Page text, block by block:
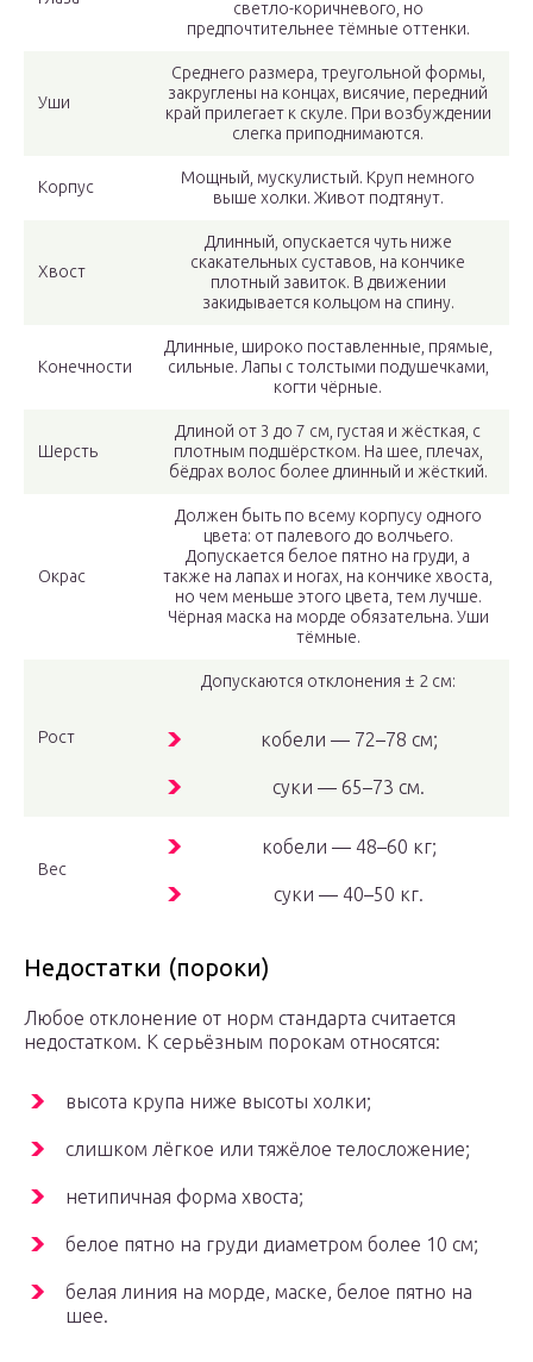
светло-коричневого, но
предпочтительнее тёмные оттенки.
Уши
Среднего размера, треугольной формы,
закруглены на концах, висячие, передний
край прилегает к скуле. При возбуждении
слегка приподнимаются.
Корпус
Мощный, мускулистый. Круп немного
выше холки. Живот подтянут.
Хвост
Длинный, опускается чуть ниже
скакательных суставов, на кончике
плотный завиток. В движении
закидывается кольцом на спину.
Конечности
Длинные, широко поставленные, прямые,
сильные. Лапы с толстыми подушечками,
когти чёрные.
Шерсть
Длиной от 3 до 7 см, густая и жёсткая, с
плотным подшёрстком. На шее, плечах,
бёдрах волос более длинный и жёсткий.
Окрас
Должен быть по всему корпусу одного
цвета: от палевого до волчьего.
Допускается белое пятно на груди, а
также на лапах и ногах, на кончике хвоста,
но чем меньше этого цвета, тем лучше.
Чёрная маска на морде обязательна. Уши
тёмные.
Рост
Допускаются отклонения ± 2 см:
кобели — 72–78 см;
суки — 65–73 см.
Вес
кобели — 48–60 кг;
суки — 40–50 кг.
Недостатки (пороки)
Любое отклонение от норм стандарта считается
недостатком. К серьёзным порокам относятся:
высота крупа ниже высоты холки;
слишком лёгкое или тяжёлое телосложение;
нетипичная форма хвоста;
белое пятно на груди диаметром более 10 см;
белая линия на морде, маске, белое пятно на
шее.